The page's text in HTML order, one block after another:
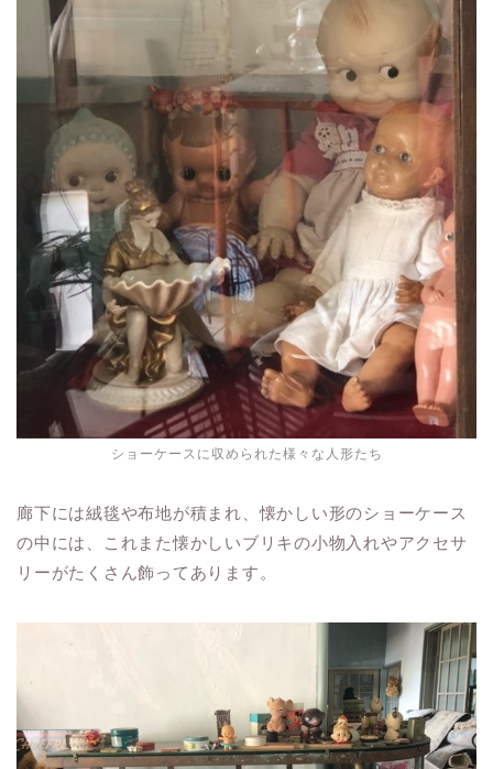
ショーケースに収められた様々な人形たち
廊下には絨毯や布地が積まれ、懐かしい形のショーケース
の中には、これまた懐かしいブリキの小物入れやアクセサ
リーがたくさん飾ってあります。